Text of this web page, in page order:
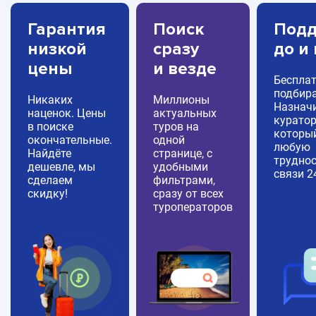
Гарантия
низкой
цены
Никаких
наценок. Цены
в поиске
окончательные.
Найдёте
дешевле, мы
сделаем
скидку!
Поиск
сразу
и везде
Миллионы
актуальных
туров на
одной
странице, с
удобными
фильтрами,
сразу от всех
туроператоров
до и
любую
связи